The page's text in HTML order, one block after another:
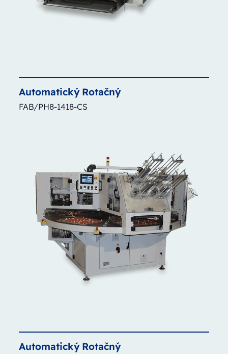
Automatický Rotačný
FAB/PH8-1418-CS
Automatický Rotačný